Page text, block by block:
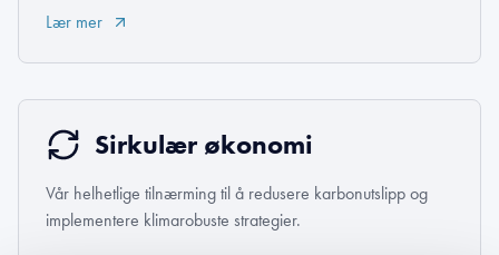
Lær mer
Sirkulær økonomi
Vår helhetlige tilnærming til å redusere karbonutslipp og
implementere klimarobuste strategier.